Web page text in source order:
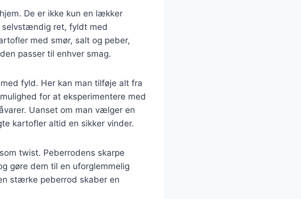
De er ikke kun en lækker
selvstændig ret, fyldt med
med smør, salt og peber,
passer til enhver smag.
fyld. Her kan man tilføje alt fra
for at eksperimentere med
Uanset om man vælger en
kartofler altid en sikker vinder.
twist. Peberrodens skarpe
gøre dem til en uforglemmelig
stærke peberrod skaber en